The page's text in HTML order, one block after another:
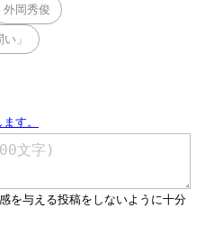
外岡秀俊
」